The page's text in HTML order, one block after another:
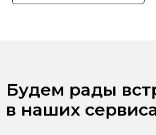
Будем рады
в наших